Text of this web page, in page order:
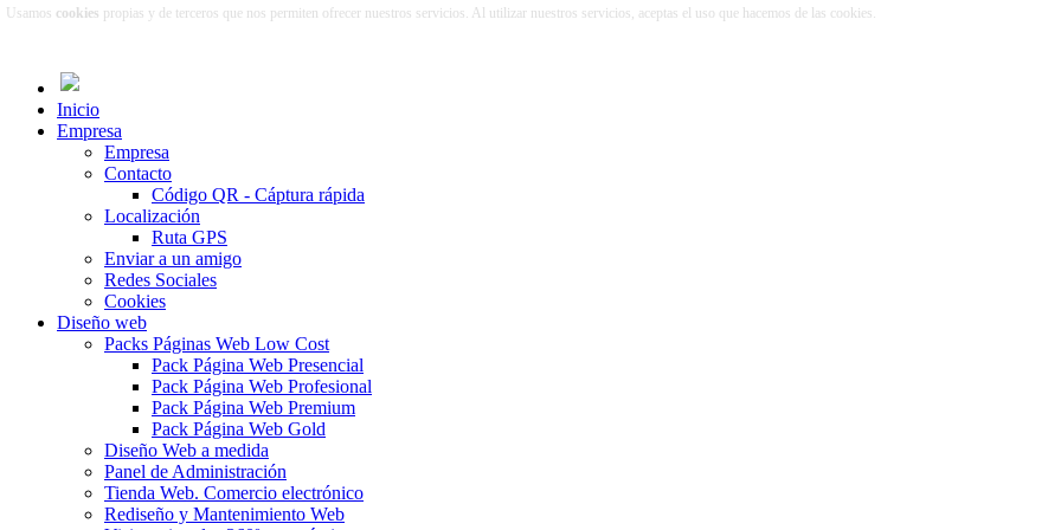
Inicio
Empresa
Empresa
Contacto
Código QR - Cáptura rápida
Localización
Ruta GPS
Enviar a un amigo
Redes Sociales
Cookies
Diseño web
Packs Páginas Web Low Cost
Pack Página Web Presencial
Pack Página Web Profesional
Pack Página Web Premium
Pack Página Web Gold
Diseño Web a medida
Panel de Administración
Tienda Web. Comercio electrónico
Rediseño y Mantenimiento Web
Usamos cookies propias y de terceros que nos permiten ofrecer nuestros servicios. Al utilizar nuestros servicios, aceptas el uso que hacemos de las cookies.